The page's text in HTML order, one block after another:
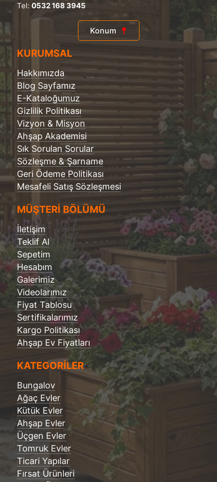
Tel: 0532 168 3945
Konum
KURUMSAL
Hakkımızda
Blog Sayfamız
E-Kataloğumuz
Gizlilik Politikası
Vizyon & Misyon
Ahşap Akademisi
Sık Sorulan Sorular
Sözleşme & Şarname
Geri Ödeme Politikası
Mesafeli Satış Sözleşmesi
MÜŞTERİ BÖLÜMÜ
İletişim
Teklif Al
Sepetim
Hesabım
Galerimiz
Videolarımız
Fiyat Tablosu
Sertifikalarımız
Kargo Politikası
Ahşap Ev Fiyatları
KATEGORİLER
Bungalov
Ağaç Evler
Kütük Evler
Ahşap Evler
Üçgen Evler
Tomruk Evler
Ticari Yapılar
Fırsat Ürünleri